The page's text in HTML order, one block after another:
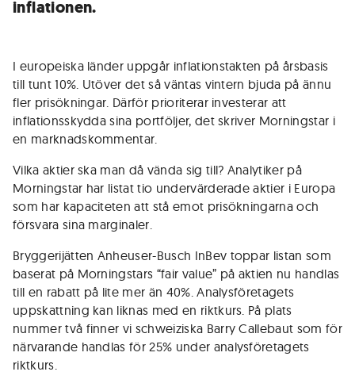
inflationen.
I europeiska länder uppgår inflationstakten på årsbasis
till tunt 10%. Utöver det så väntas vintern bjuda på ännu
fler prisökningar. Därför prioriterar investerar att
inflationsskydda sina portföljer, det skriver Morningstar i
en marknadskommentar.
Vilka aktier ska man då vända sig till? Analytiker på
Morningstar har listat tio undervärderade aktier i Europa
som har kapaciteten att stå emot prisökningarna och
försvara sina marginaler.
Bryggerijätten Anheuser-Busch InBev toppar listan som
baserat på Morningstars “fair value” på aktien nu handlas
till en rabatt på lite mer än 40%. Analysföretagets
uppskattning kan liknas med en riktkurs. På plats
nummer två finner vi schweiziska Barry Callebaut som för
närvarande handlas för 25% under analysföretagets
riktkurs.